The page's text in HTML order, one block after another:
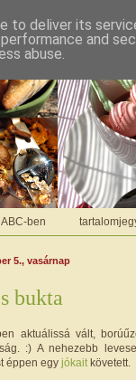
ben
5., vasárnap
bukta
aktuálissá vált,
:) A nehezebb
éppen egy jókait követett.
to deliver its
and
abuse.